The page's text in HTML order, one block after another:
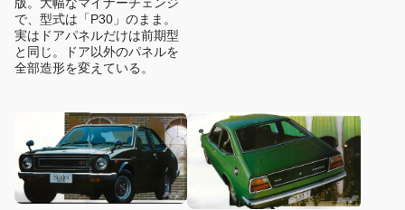
で、型式は「P30」のまま。
実はドアパネルだけは前期型
と同じ。ドア以外のパネルを
全部造形を変えている。